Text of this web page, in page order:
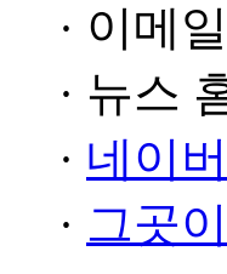
· 이메
· 뉴스
· 네이
· 그곳